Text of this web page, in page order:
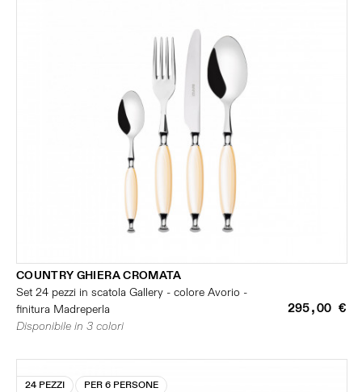
COUNTRY GHIERA CROMATA
Set 24 pezzi in scatola Gallery - colore Avorio -
finitura Madreperla
295,00 €
Disponibile in 3 colori
24 PEZZI PER 6 PERSONE